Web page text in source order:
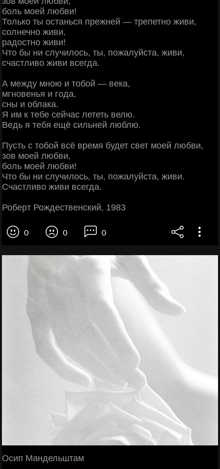
боль моей любви!
Только ты останься прежней — трепетно живи,
солнечно живи,
радостно живи!
Что бы ни случилось, ты, пожалуйста, живи,
счастливо живи всегда.
А между мною и тобой — века,
мгновенья и года,
сны и облака.
Я им к тебе сейчас лететь велю.
Ведь я тебя ещё сильней люблю.
Пусть с тобой всё время будет свет моей любви,
зов моей любви,
боль моей любви!
Что бы ни случилось, ты, пожалуйста, живи.
Счастливо живи всегда.
Роберт Рождественский, 1983
0 0 0
Осип Мандельштам